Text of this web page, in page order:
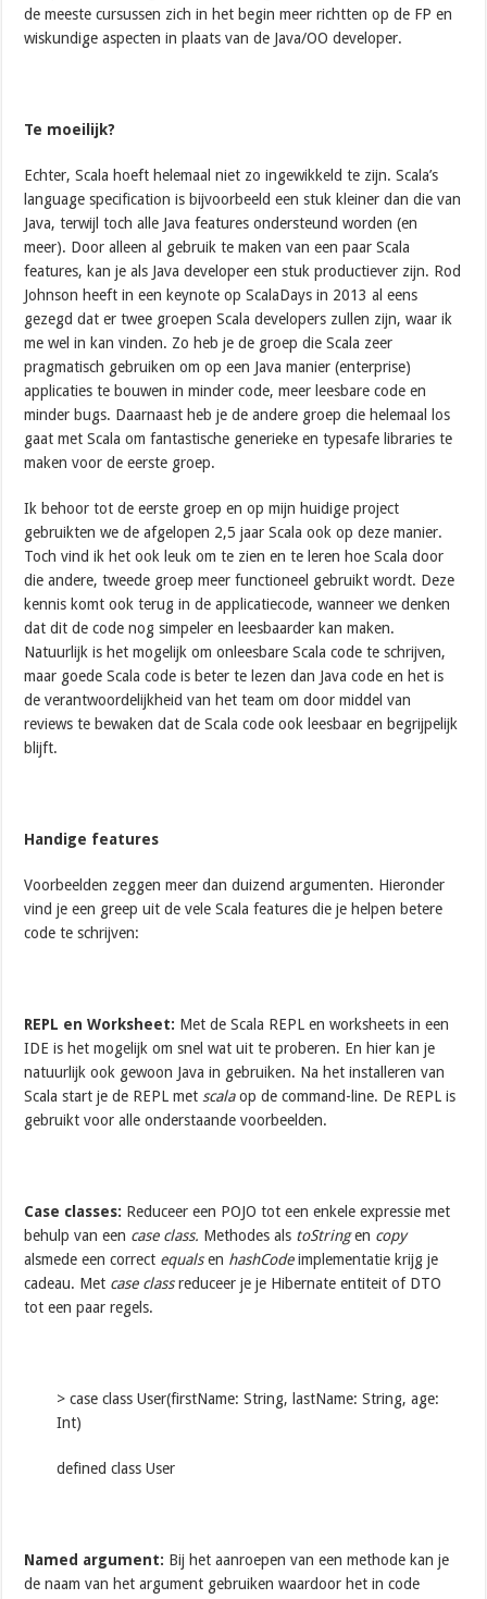
de meeste cursussen zich in het begin meer richtten op de FP en
wiskundige aspecten in plaats van de Java/OO developer.
Te moeilijk?
Echter, Scala hoeft helemaal niet zo ingewikkeld te zijn. Scala’s
language specification is bijvoorbeeld een stuk kleiner dan die van
Java, terwijl toch alle Java features ondersteund worden (en
meer). Door alleen al gebruik te maken van een paar Scala
features, kan je als Java developer een stuk productiever zijn. Rod
Johnson heeft in een keynote op ScalaDays in 2013 al eens
gezegd dat er twee groepen Scala developers zullen zijn, waar ik
me wel in kan vinden. Zo heb je de groep die Scala zeer
pragmatisch gebruiken om op een Java manier (enterprise)
applicaties te bouwen in minder code, meer leesbare code en
minder bugs. Daarnaast heb je de andere groep die helemaal los
gaat met Scala om fantastische generieke en typesafe libraries te
maken voor de eerste groep.
Ik behoor tot de eerste groep en op mijn huidige project
gebruikten we de afgelopen 2,5 jaar Scala ook op deze manier.
Toch vind ik het ook leuk om te zien en te leren hoe Scala door
die andere, tweede groep meer functioneel gebruikt wordt. Deze
kennis komt ook terug in de applicatiecode, wanneer we denken
dat dit de code nog simpeler en leesbaarder kan maken.
Natuurlijk is het mogelijk om onleesbare Scala code te schrijven,
maar goede Scala code is beter te lezen dan Java code en het is
de verantwoordelijkheid van het team om door middel van
reviews te bewaken dat de Scala code ook leesbaar en begrijpelijk
blijft.
Handige features
Voorbeelden zeggen meer dan duizend argumenten. Hieronder
vind je een greep uit de vele Scala features die je helpen betere
code te schrijven:
REPL en Worksheet: Met de Scala REPL en worksheets in een
IDE is het mogelijk om snel wat uit te proberen. En hier kan je
natuurlijk ook gewoon Java in gebruiken. Na het installeren van
Scala start je de REPL met scalaop de command-line. De REPL is
gebruikt voor alle onderstaande voorbeelden.
Case classes: Reduceer een POJO tot een enkele expressie met
behulp van een case class. Methodes als toStringen copy
alsmede een correct equalsen hashCodeimplementatie krijg je
cadeau. Met case classreduceer je je Hibernate entiteit of DTO
tot een paar regels.
> case class User(firstName: String, lastName: String, age:
Int)
defined class User
Named argument: Bij het aanroepen van een methode kan je
de naam van het argument gebruiken waardoor het in code